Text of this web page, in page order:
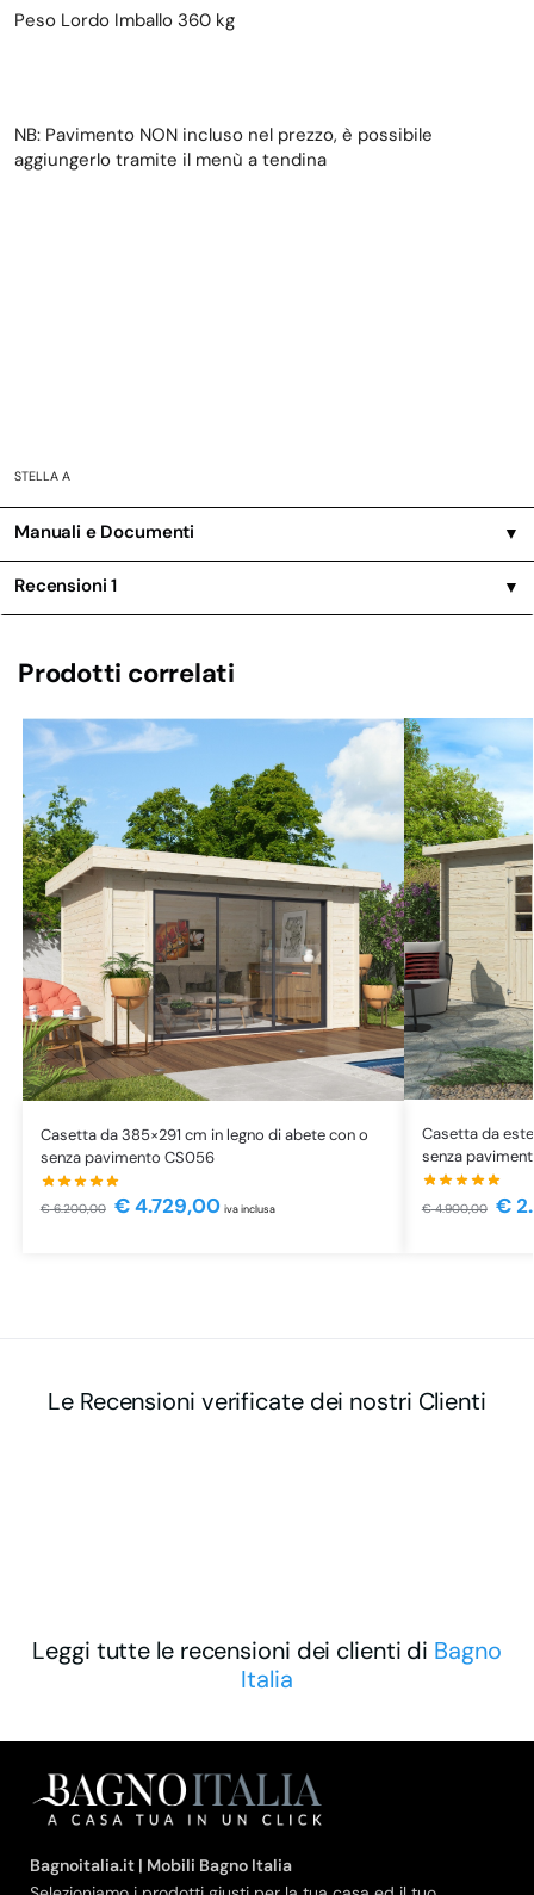
Peso Lordo Imballo 360 kg
NB: Pavimento NON incluso nel prezzo, è possibile
aggiungerlo tramite il menù a tendina
STELLA A
Manuali e Documenti ▼
Recensioni1 ▼
Prodotti correlati
Casetta da 385×291 cm in legno di abete con o
senza pavimento CS056
€6.200,00 €4.729,00 iva inclusa
Casetta da
senza
€4.900,00 €
Le Recensioni verificate dei nostri Clienti
Leggi tutte le recensioni dei clienti di Bagno
Italia
Bagnoitalia.it | Mobili Bagno Italia